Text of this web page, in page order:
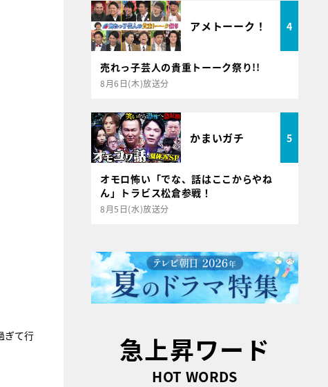
ぎて行
アメトーーク！ 4
売れっ子芸人の貴重トーーク祭り!!
8月6日(木)放送分
かまいガチ 5
オモロ怖い「でな、話はここからやね
ん」トラビス松倉参戦！
8月5日(水)放送分
急上昇ワード
HOT WORDS